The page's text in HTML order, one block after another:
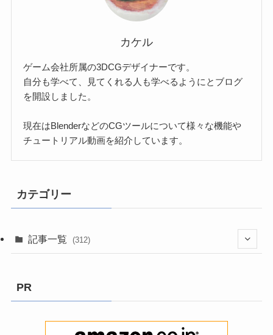
カケル
ゲーム会社所属の3DCGデザイナーです。
自分も学べて、見てくれる人も学べるようにとブログ
を開設しました。
現在はBlenderなどのCGツールについて様々な機能や
チュートリアル動画を紹介しています。
カテゴリー
記事一覧 (312)
(2)
(199)
PR